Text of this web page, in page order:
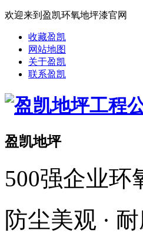
欢迎来到盈凯环氧地坪漆官网
收藏盈凯
网站地图
关于盈凯
联系盈凯
盈凯地坪
500强企业环
防尘美观 ·